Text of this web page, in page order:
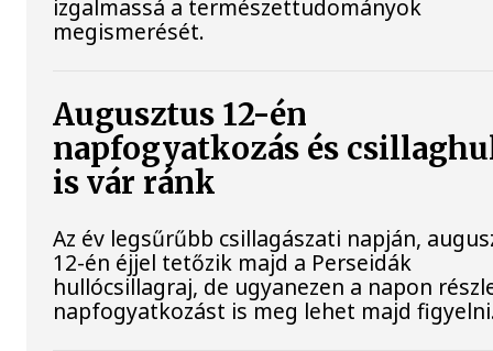
izgalmassá a természettudományok
megismerését.
Augusztus 12-én
napfogyatkozás és
is vár ránk
Az év legsűrűbb csillagászati napján,
12-én éjjel tetőzik majd a Perseidák
hullócsillagraj, de ugyanezen a napon
napfogyatkozást is meg lehet majd